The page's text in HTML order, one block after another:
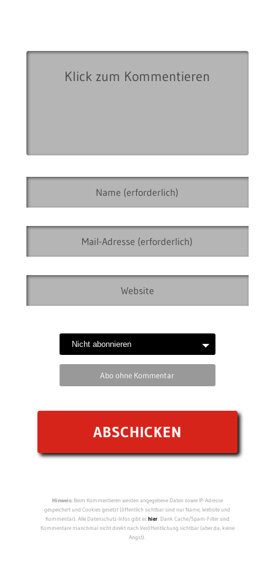
Abo ohne Kommentar
Hinweis:Beim Kommentieren werden angegebene Daten sowie IP-Adresse
gespeichert und Cookies gesetzt (öffentlich sichtbar sind nur Name, Website und
Kommentar). Alle Datenschutz-Infos gibt eshier. Dank Cache/Spam-Filter sind
Kommentare manchmal nicht direkt nach Veröffentlichung sichtbar (aber da, keine
Angst).